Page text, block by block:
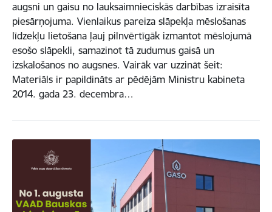
augsni un gaisu no lauksaimnieciskās darbības izraisīta
piesārņojuma. Vienlaikus pareiza slāpekļa mēslošanas
līdzekļu lietošana ļauj pilnvērtīgāk izmantot mēslojumā
esošo slāpekli, samazinot tā zudumus gaisā un
izskalošanos no augsnes. Vairāk var uzzināt šeit:
Materiāls ir papildināts ar pēdējām Ministru kabineta
2014. gada 23. decembra…